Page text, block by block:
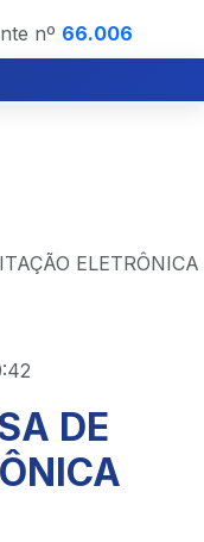
nº 66.006
ELETRÔNICA
DE